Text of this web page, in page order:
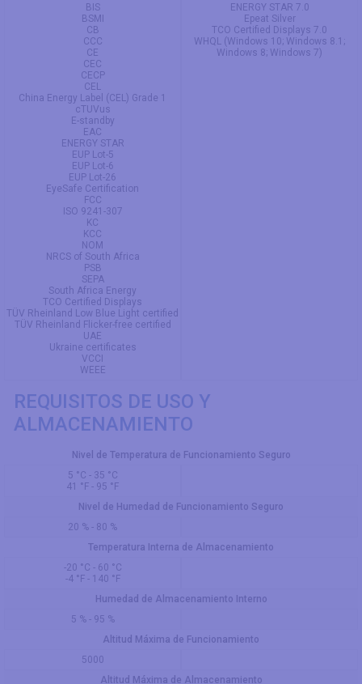
BIS
BSMI
CB
CCC
CE
CEC
CECP
CEL
China Energy Label (CEL) Grade 1
cTUVus
E-standby
EAC
ENERGY STAR
EUP Lot-5
EUP Lot-6
EUP Lot-26
EyeSafe Certification
FCC
ISO 9241-307
KC
KCC
NOM
NRCS of South Africa
PSB
SEPA
South Africa Energy
TCO Certified Displays
TÜV Rheinland Low Blue Light certified
TÜV Rheinland Flicker-free certified
UAE
Ukraine certificates
VCCI
WEEE
ENERGY STAR 7.0
Epeat Silver
TCO Certified Displays 7.0
WHQL (Windows 10; Windows 8.1;
Windows 8; Windows 7)
REQUISITOS DE USO Y
ALMACENAMIENTO
Nivel de Temperatura de Funcionamiento Seguro
5 °C - 35 °C
41 °F - 95 °F
Nivel de Humedad de Funcionamiento Seguro
20 % - 80 %
Temperatura Interna de Almacenamiento
-20 °C - 60 °C
-4 °F - 140 °F
Humedad de Almacenamiento Interno
5 % - 95 %
Altitud Máxima de Funcionamiento
5000
Altitud Máxima de Almacenamiento